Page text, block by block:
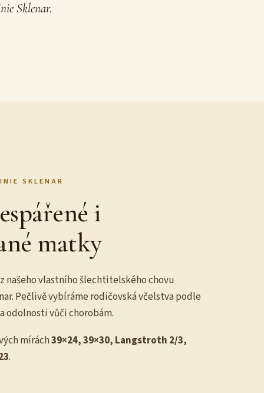
Sklenar.
SKLENAR
i
matky
našeho vlastního šlechtitelského chovu
Pečlivě vybíráme rodičovská včelstva podle
odolnosti vůči chorobám.
mírách39×24, 39×30, Langstroth 2/3,
.